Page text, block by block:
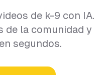
de k-9 con IA.
de la comunidad y
segundos.